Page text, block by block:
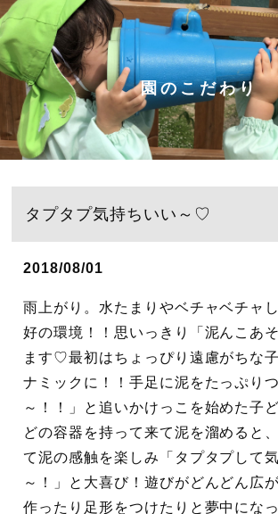
園のこだわり
タプタプ気持ちいい～♡
2018/08/01
雨上がり。水たまりやベチャベチャ
好の環境！！思いっきり「泥んこあ
ます♡最初はちょっぴり遠慮がちな
ナミックに！！手足に泥をたっぷり
～！！」と追いかけっこを始めた子
どの容器を持って来て泥を溜めると
て泥の感触を楽しみ「タプタプして
～！」と大喜び！遊びがどんどん広
作ったり足形をつけたりと夢中にな